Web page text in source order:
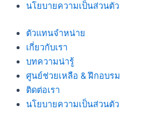
นโยบายความเป็นส่วนตัว
ตัวแทนจำหน่าย
เกี่ยวกับเรา
บทความน่ารู้
ศูนย์ช่วยเหลือ & ฝึกอบรม
ติดต่อเรา
นโยบายความเป็นส่วนตัว